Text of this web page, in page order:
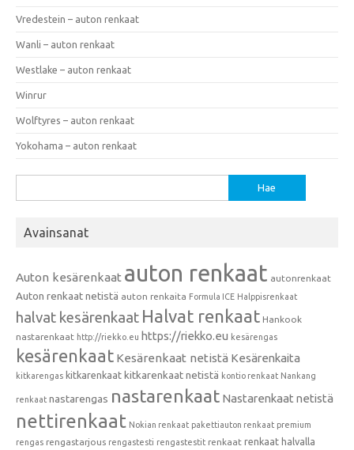
Vredestein – auton renkaat
Wanli – auton renkaat
Westlake – auton renkaat
Winrur
Wolftyres – auton renkaat
Yokohama – auton renkaat
Avainsanat
Auton kesärenkaat auton renkaat autonrenkaat
Auton renkaat netistä auton renkaita Formula ICE Halppisrenkaat
halvat kesärenkaat Halvat renkaat Hankook
nastarenkaat http://riekko.eu https://riekko.eu kesärengas
kesärenkaat Kesärenkaat netistä Kesärenkaita
kitkarengas kitkarenkaat kitkarenkaat netistä kontio renkaat Nankang
renkaat nastarengas nastarenkaat Nastarenkaat netistä
nettirenkaat Nokian renkaat pakettiauton renkaat premium
rengas rengastarjous rengastesti rengastestit renkaat renkaat halvalla